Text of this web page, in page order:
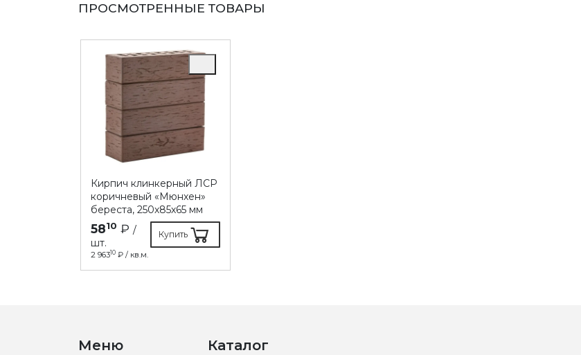
ПРОСМОТРЕННЫЕ ТОВАРЫ
Кирпич клинкерный ЛСР
коричневый «Мюнхен»
береста, 250х85х65 мм
5810 ₽ /
шт.
2 96310 ₽ / кв.м.
Купить
Меню Каталог